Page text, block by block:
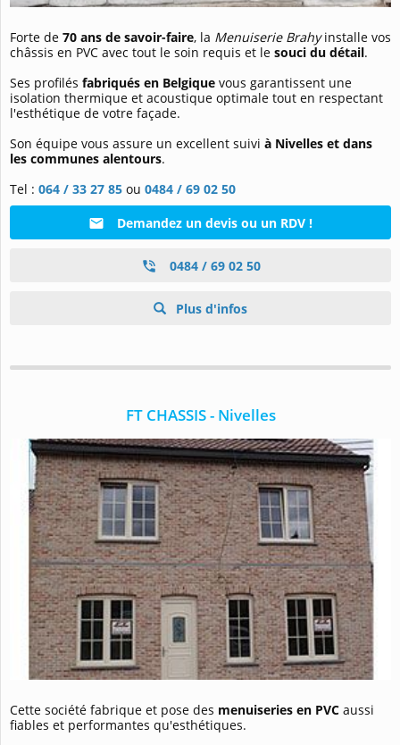
Forte de 70 ans de savoir-faire, la Menuiserie Brahyinstalle vos
châssis en PVC avec tout le soin requis et le souci du détail.
Ses profilés fabriqués en Belgique vous garantissent une
isolation thermique et acoustique optimale tout en respectant
l'esthétique de votre façade.
Son équipe vous assure un excellent suivi à Nivelles et dans
les communes alentours.
Tel : 064 / 33 27 85 ou 0484 / 69 02 50
Demandez un devis ou un RDV !
0484 / 69 02 50
Plus d'infos
FT CHASSIS - Nivelles
Cette société fabrique et pose des menuiseries en PVC aussi
fiables et performantes qu'esthétiques.